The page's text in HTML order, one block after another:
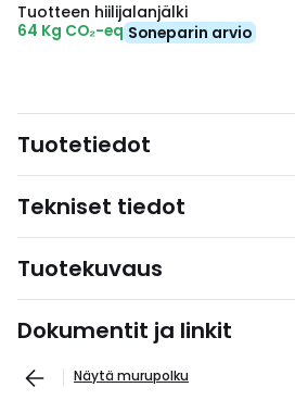
Tuotteen hiilijalanjälki
64 Kg CO₂-eq Soneparin arvio
Tuotetiedot
Tekniset tiedot
Tuotekuvaus
Dokumentit ja linkit
Näytä murupolku